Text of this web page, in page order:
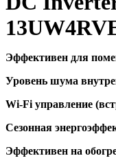
Эффективен для
Уровень шума
Wi-Fi управление
Сезонная
Эффективен на